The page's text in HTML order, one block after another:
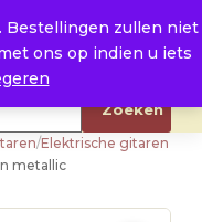
zullen niet
ons op indien u iets
Zoeken
/Elektrische gitaren
metallic